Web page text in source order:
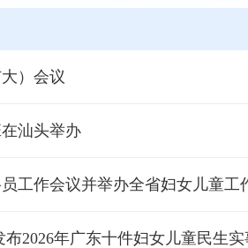
）会议
汕头举办
工作会议并举办全省妇女儿童工
2026年广东十件妇女儿童民生实